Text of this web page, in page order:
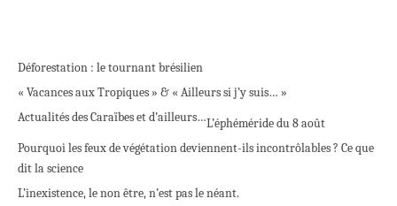
Déforestation : le tournant brésilien
« Vacances aux Tropiques » & « Ailleurs si j’y suis… »
Actualités des Caraïbes et d’ailleurs…L’éphéméride du 8 août
Pourquoi les feux de végétation deviennent-ils incontrôlables ? Ce que
dit la science
L’inexistence, le non être, n’est pas le néant.